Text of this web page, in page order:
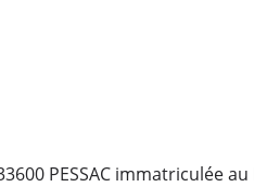
PESSAC immatriculée